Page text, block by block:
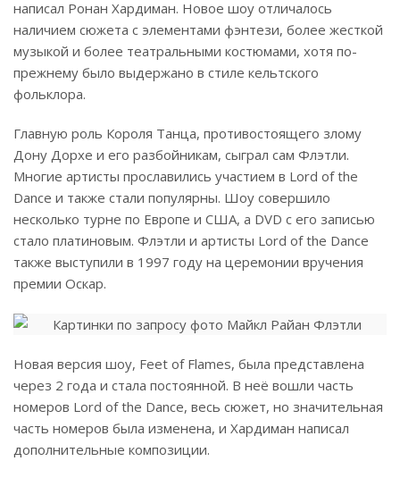
написал Ронан Хардиман. Новое шоу отличалось
наличием сюжета с элементами фэнтези, более жесткой
музыкой и более театральными костюмами, хотя по-
прежнему было выдержано в стиле кельтского
фольклора.
Главную роль Короля Танца, противостоящего злому
Дону Дорхе и его разбойникам, сыграл сам Флэтли.
Многие артисты прославились участием в Lord of the
Dance и также стали популярны. Шоу совершило
несколько турне по Европе и США, а DVD с его записью
стало платиновым. Флэтли и артисты Lord of the Dance
также выступили в 1997 году на церемонии вручения
премии Оскар.
Новая версия шоу, Feet of Flames, была представлена
через 2 года и стала постоянной. В неё вошли часть
номеров Lord of the Dance, весь сюжет, но значительная
часть номеров была изменена, и Хардиман написал
дополнительные композиции.